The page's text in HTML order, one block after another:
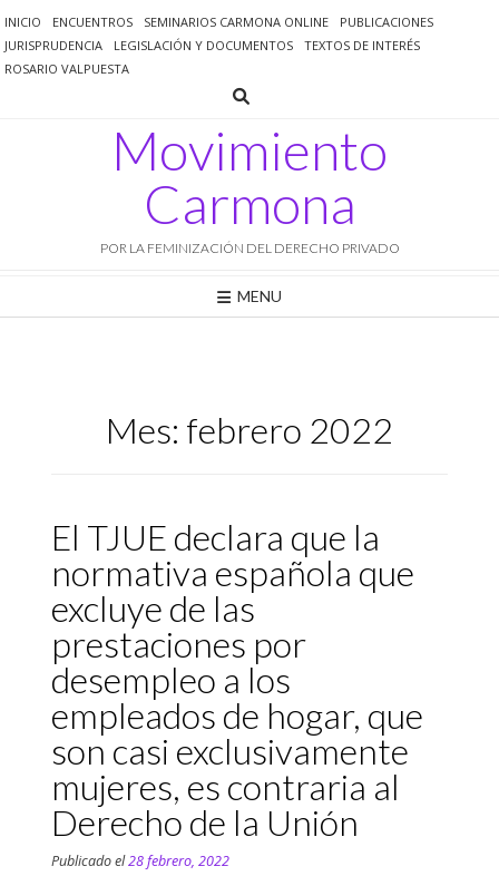
al
contenido
INICIO ENCUENTROS SEMINARIOS CARMONA ONLINE
PUBLICACIONES
JURISPRUDENCIA
LEGISLACIÓN Y DOCUMENTOS
TEXTOS DE INTERÉS
ROSARIO VALPUESTA
Movimiento
Carmona
POR LA FEMINIZACIÓN DEL DERECHO PRIVADO
MENU
Mes: febrero 2022
El TJUE declara que la
normativa española que
excluye de las
prestaciones por
desempleo a los
empleados de hogar, que
son casi exclusivamente
mujeres, es contraria al
Derecho de la Unión
Publicado el28 febrero, 2022